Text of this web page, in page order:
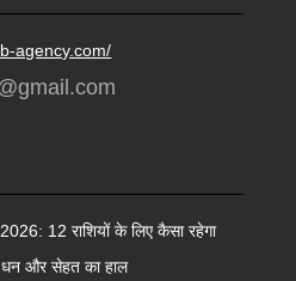
agency.com/
12 राशियों के लिए कैसा रहेगा
धन और सेहत का हाल